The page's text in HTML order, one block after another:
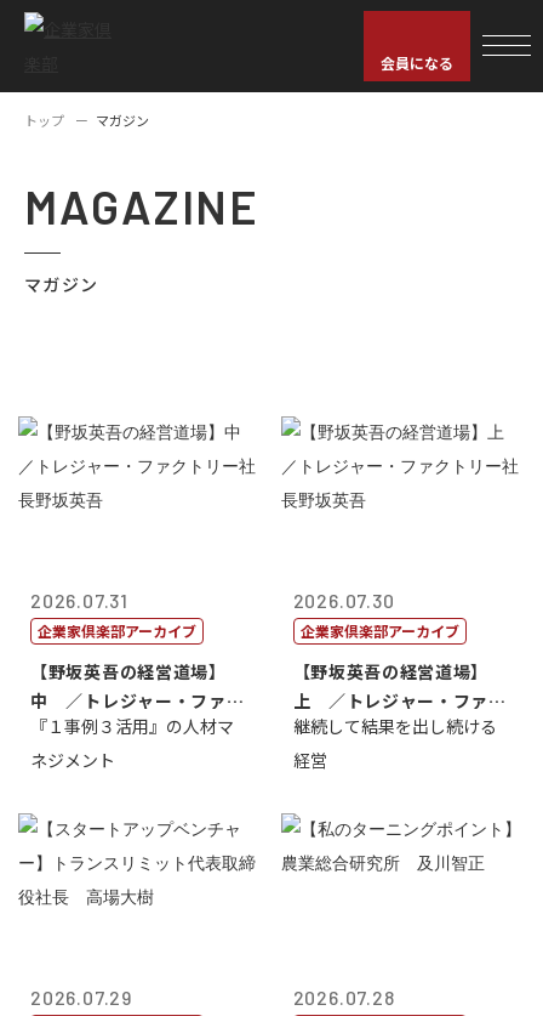
会員になる
トップ マガジン
MAGAZINE
マガジン
2026.07.31
企業家倶楽部アーカイブ
【野坂英吾の経営道場】
中 ／トレジャー・ファク
トリー社長野坂...
『１事例３活用』の人材マ
ネジメント
2026.07.30
企業家倶楽部アーカイブ
【野坂英吾の経営道場】
上 ／トレジャー・ファク
トリー社長野坂...
継続して結果を出し続ける
経営
2026.07.29 2026.07.28